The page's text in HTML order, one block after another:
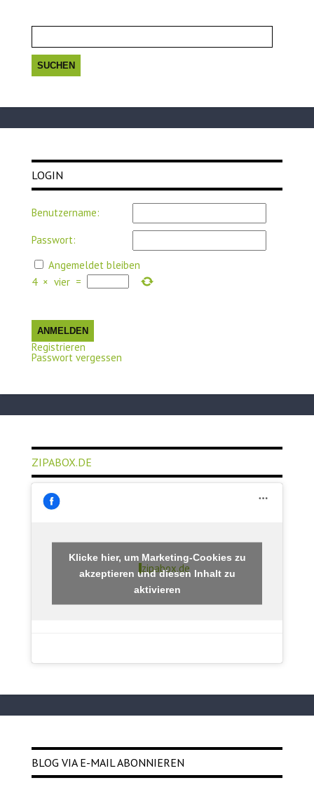
nach:
LOGIN
Benutzername:
Passwort:
Angemeldet bleiben
4 × vier =
ANMELDEN
Registrieren
Passwort vergessen
ZIPABOX.DE
zipabox.de
Klicke hier, um Marketing-Cookies zu
akzeptieren und diesen Inhalt zu
aktivieren
BLOG VIA E-MAIL ABONNIEREN